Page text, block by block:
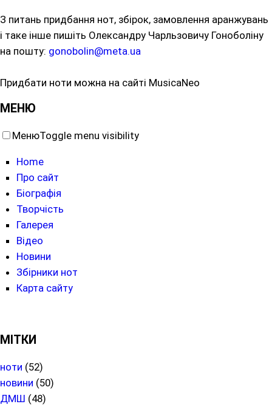
З питань придбання нот, збірок, замовлення аранжувань
і таке інше пишіть Олександру Чарльзовичу Гоноболіну
на пошту: gonobolin@meta.ua
Придбати ноти можна на сайті MusicaNeo
МЕНЮ
МенюToggle menu visibility
Home
Про сайт
Біографія
Творчість
Галерея
Відео
Новини
Збірники нот
Карта сайту
МІТКИ
ноти (52)
новини (50)
ДМШ (48)